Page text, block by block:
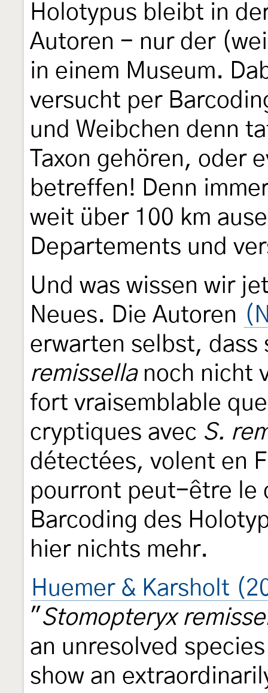
Holotypus bleibt in
Autoren - nur der
in einem Museum.
versucht per
und Weibchen denn
Taxon gehören, oder
betreffen! Denn
weit über 100 km
Departements und
Und was wissen wir
Neues. Die Autoren
erwarten selbst, dass
remissellanoch nicht
fort vraisemblable
cryptiques avec S.
détectées, volent en
pourront peut-être le
Barcoding des
hier nichts mehr.
Huemer & Karsholt
"Stomopteryx
an unresolved
show an